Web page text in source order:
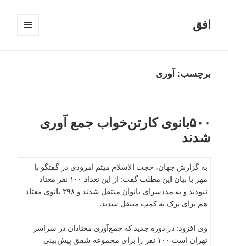
افق
برچسب: آوری
۵۰۰بانوی کارتن‌خواب جمع آوری
شدند
به گزارش جهان، حجت الاسلام میثم امرودی در گفتگو با
مهر با بیان این مطلب گفت: از این تعداد ۱۰۰ نفر معتاد
نبودند و به مددسرای بانوان منتقل شدند و ۳۹۸ بانوی معتاد
هم برای ترک به کمپ منتقل شدند.
وی افزود: در دوره جدید که جمع‌آوری معتادان در سراسر
تهران است ۱۰۰ نفر را برای مجموعه شفق پیش‌بینی